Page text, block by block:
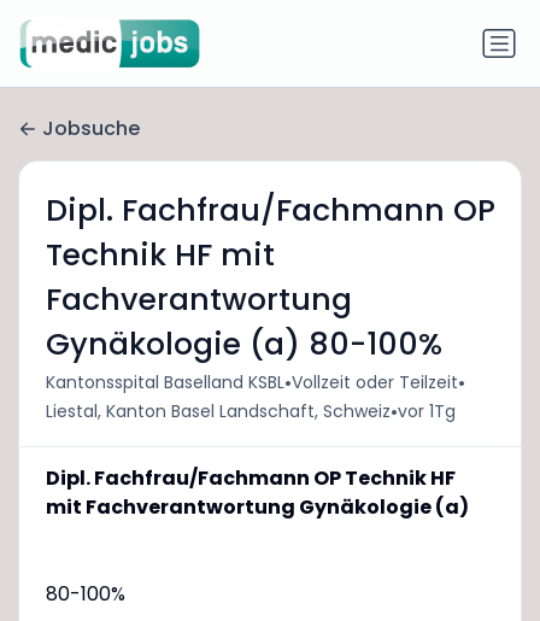
Jobsuche
Dipl. Fachfrau/Fachmann OP
Technik HF mit
Fachverantwortung
Gynäkologie (a) 80-100%
Kantonsspital Baselland KSBL•Vollzeit oder Teilzeit•
Liestal, Kanton Basel Landschaft, Schweiz•vor 1Tg
Dipl. Fachfrau/Fachmann OP Technik HF
mit Fachverantwortung Gynäkologie (a)
80-100%